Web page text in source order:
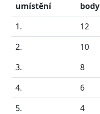
umístění
body
1.
12
2.
10
3.
8
4.
6
5.
4